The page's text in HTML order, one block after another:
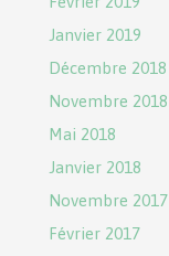
Janvier 2019
Décembre 2018
Novembre 2018
Mai 2018
Janvier 2018
Novembre 2017
Février 2017